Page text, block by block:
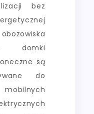
bez
domki
są
do